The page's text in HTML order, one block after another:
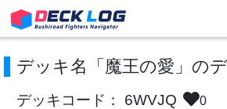
デッキ名「魔王の愛」の
デッキコード： 6WVJQ 0